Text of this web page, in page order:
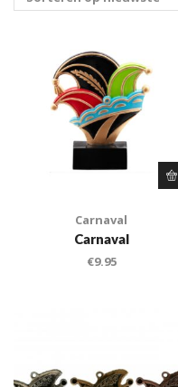
Carnaval
Carnaval
€9.95